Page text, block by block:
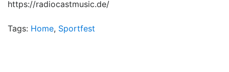
https://radiocastmusic.de/
Tags: Home, Sportfest